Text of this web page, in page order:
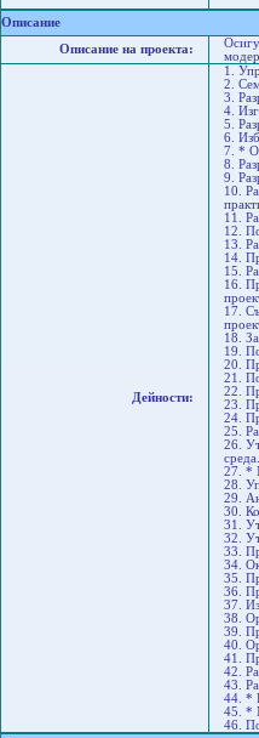
Описание
Описание на проекта:
Дейности:
1.
2.
3.
4.
5.
6.
7. *
8.
9.
10.
11.
12.
13.
14.
15.
16.
17.
18.
19.
20.
21.
22.
23.
24.
25.
26.
среда.
27. *
28.
29.
30.
31.
32.
33.
34.
35.
36.
37.
38.
39.
40.
41.
42.
43.
44. *
45. *
46.